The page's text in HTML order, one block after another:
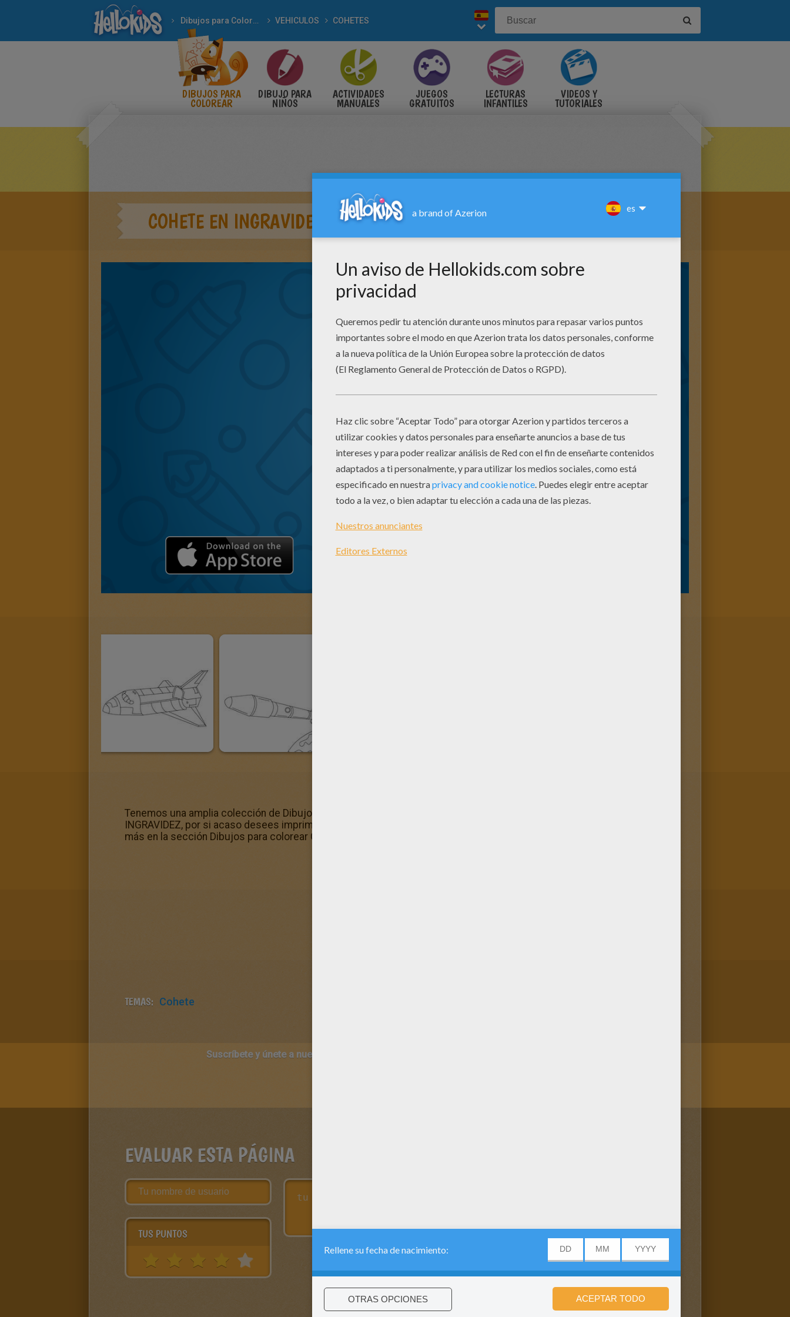
Dibujos para Colorear VEHICULOS COHETES
DIBUJOS PARA
COLOREAR
DIBUJO PARA
NIÑOS
ACTIVIDADES
MANUALES
JUEGOS
GRATUITOS
LECTURAS
INFANTILES
VIDEOS Y
TUTORIALES
COHETE EN INGRAVIDEZ
Tenemos una amplia colección de Dibujos para colorear COHETES con el mismo tema que este diseño de COHETE EN
INGRAVIDEZ, por si acaso desees imprimir más dibujos. ¿Te gusta el dibujo COHETE EN INGRAVIDEZ? Te proponemos
más en la sección Dibujos para colorear COHETES.
TEMAS: Cohete
Suscríbete y únete a nuestro canal de vídeos para niños en Youtube:
EVALUAR ESTA PÁGINA
TUS PUNTOS